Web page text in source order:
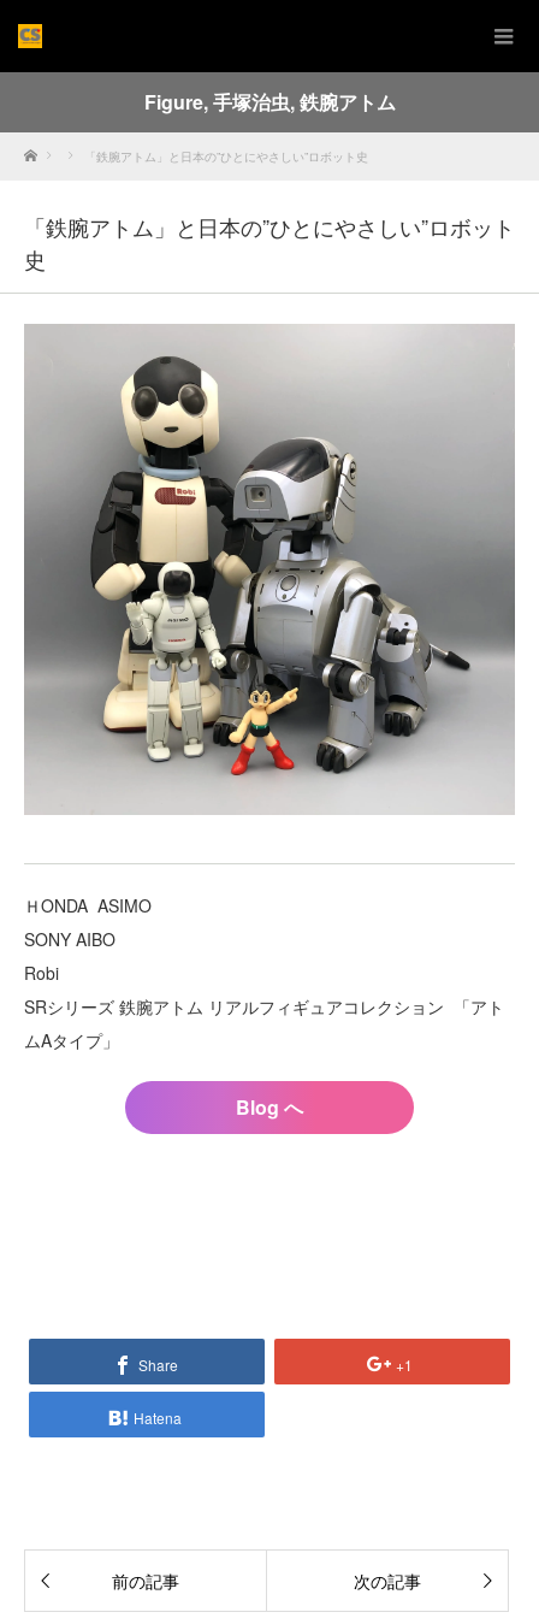
Figure,手塚治虫,鉄腕アトム
Home 「鉄腕アトム」と日本の”ひとにやさしい”ロボット史
「鉄腕アトム」と日本の”ひとにやさしい”ロボット
史
ＨONDA ASIMO
SONY AIBO
Robi
SRシリーズ 鉄腕アトム リアルフィギュアコレクション 「アト
ムAタイプ」
Blog へ
Share +1
Hatena
前の記事 次の記事